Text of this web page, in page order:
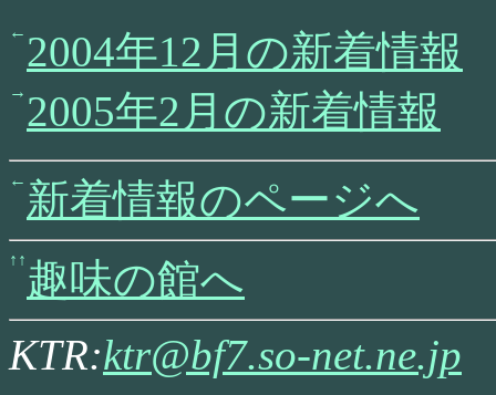
2004年12月の新着情報
2005年2月の新着情報
新着情報のページへ
趣味の館へ
KTR:ktr@bf7.so-net.ne.jp